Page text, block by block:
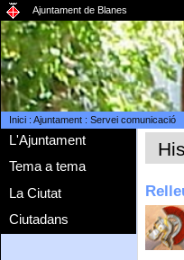
Ajuntament de Blanes
Inici: Ajuntament: Servei comunicació
L'Ajuntament
Tema a tema
La Ciutat
Ciutadans